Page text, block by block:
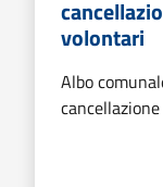
volontari
Albo